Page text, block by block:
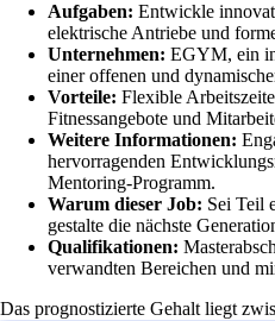
Aufgaben: Entwickle
elektrische Antriebe und
Unternehmen: EGYM, ein
einer offenen und
Vorteile: Flexible
Fitnessangebote und
Weitere Informationen:
hervorragenden
Mentoring-Programm.
Warum dieser Job: Sei Teil
gestalte die nächste
Qualifikationen:
verwandten Bereichen und
Das prognostizierte Gehalt liegt